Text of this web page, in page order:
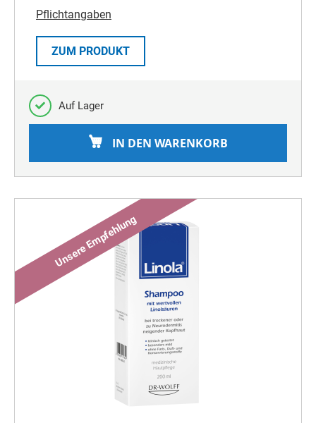
Pflichtangaben
ZUM PRODUKT
Auf Lager
IN DEN WARENKORB